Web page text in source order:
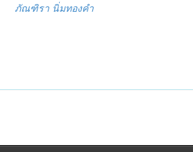
ภัณฑิรา นิ่มทองคำ